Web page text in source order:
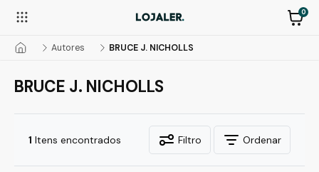
0
Autores BRUCE J. NICHOLLS
BRUCE J. NICHOLLS
1 Itens encontrados Filtro Ordenar